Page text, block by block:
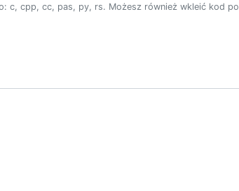
c, cpp, cc, pas, py, rs. Możesz również wkleić kod